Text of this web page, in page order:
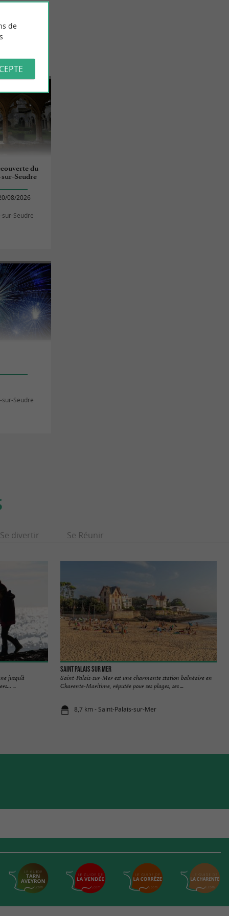
du
Seudre
08/2026
Seudre
Seudre
Se divertir Se Réunir
jusqu’à
...
Saint Palais sur Mer
Saint-Palais-sur-Mer est une charmante station balnéaire en
Charente-Maritime, réputée pour ses plages, ses ...
8,7 km - Saint-Palais-sur-Mer
de